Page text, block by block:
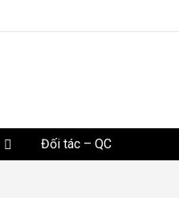
Đối tác – QC